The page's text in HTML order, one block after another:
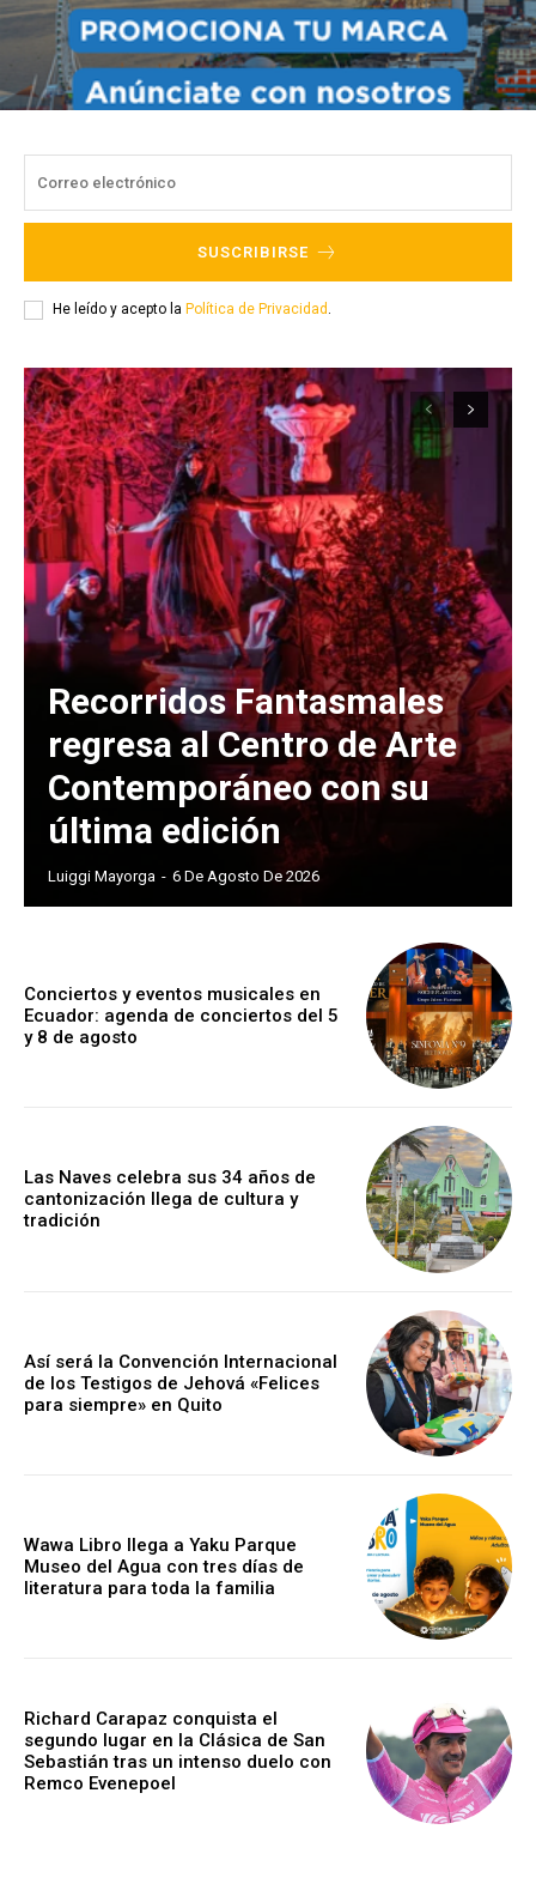
SUSCRIBIRSE
He leído y acepto la Política de Privacidad .
Recorridos Fantasmales
regresa al Centro de Arte
Contemporáneo con su
última edición
Luiggi Mayorga - 6 De Agosto De 2026
Conciertos y eventos musicales en
Ecuador: agenda de conciertos del 5
y 8 de agosto
Las Naves celebra sus 34 años de
cantonización llega de cultura y
tradición
Así será la Convención Internacional
de los Testigos de Jehová «Felices
para siempre» en Quito
Wawa Libro llega a Yaku Parque
Museo del Agua con tres días de
literatura para toda la familia
Richard Carapaz conquista el
segundo lugar en la Clásica de San
Sebastián tras un intenso duelo con
Remco Evenepoel